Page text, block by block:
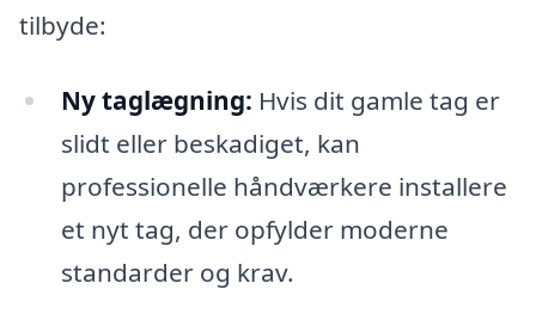
tilbyde:
Ny taglægning: Hvis dit gamle tag er
slidt eller beskadiget, kan
professionelle håndværkere installere
et nyt tag, der opfylder moderne
standarder og krav.